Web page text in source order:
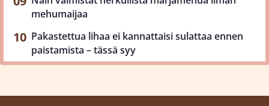
mehumaijaa
Pakastettua lihaa ei kannattaisi sulattaa ennen
paistamista – tässä syy